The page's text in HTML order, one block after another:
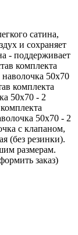
сатина,
и сохраняет
- поддерживает
комплекта
50х70
комплекта
50х70 - 2
50х70 - 2
с клапаном,
(без резинки).
размерам.
заказ)